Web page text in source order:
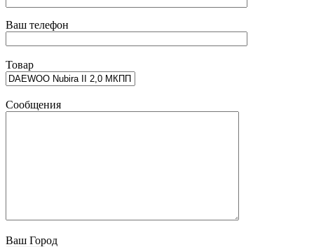
Ваш телефон
Товар
Сообщения
Ваш Город